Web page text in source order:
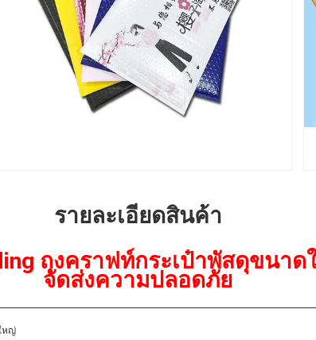
รายละเอียดสินค้า
ถุงคราฟท์กระเป๋าพัสดุขนา
จัดส่งความปลอดภัย
หญ่